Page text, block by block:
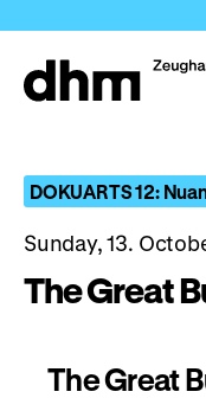
directly
the
DOKUARTS 12:
Sunday, 13.
The Great
The Great